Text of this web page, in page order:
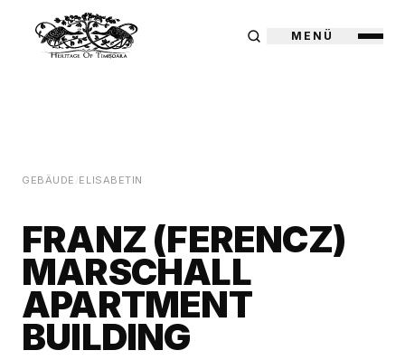
MENÜ
GEBÄUDE ELISABETIN
FRANZ (FERENCZ)
MARSCHALL
APARTMENT
BUILDING